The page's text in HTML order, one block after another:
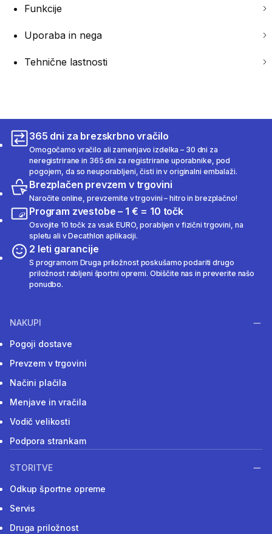
Funkcije
Uporaba in nega
Tehnične lastnosti
365 dni za brezskrbno vračilo
Omogočamo vračilo ali zamenjavo izdelka – 30 dni za
neregistrirane in 365 dni za registrirane uporabnike, pod
pogojem, da so neuporabljeni, čisti in v originalni embalaži.
Brezplačen prevzem v trgovini
Naročite online, prevzemite v trgovini – hitro in brezplačno!
Program zvestobe – 1 € = 10 točk
Osvojite 10 točk za vsak EURO, porabljen v fizični trgovini, na
spletu ali v Decathlon aplikaciji.
2 leti garancije
S programom Druga priložnost poskušamo podariti drugo
priložnost rabljeni športni opremi. Obiščite nas in preverite našo
ponudbo.
NAKUPI
Pogoji dostave
Prevzem v trgovini
Načini plačila
Menjave in vračila
Vodič velikosti
Podpora strankam
STORITVE
Odkup športne opreme
Servis
Druga priložnost